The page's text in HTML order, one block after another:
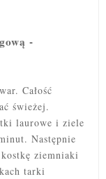
-
Całość
świeżej.
laurowe i ziele
Następnie
ziemniaki
tarki